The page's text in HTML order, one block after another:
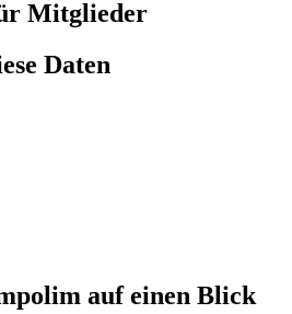
Mitglieder
Daten
auf einen Blick